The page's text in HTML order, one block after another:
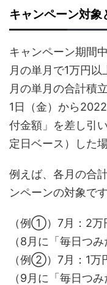
キャンペーン対象
キャンペーン期間
月の単月で1万円
月の単月の合計積
1日（金）から
付金額」を差し引
定日ベース）した
例えば、各月の合
ンペーンの対象です
（例①）7月：2万
（8月に「毎日つ
（例②）7月：1万
（9月に「毎日つ